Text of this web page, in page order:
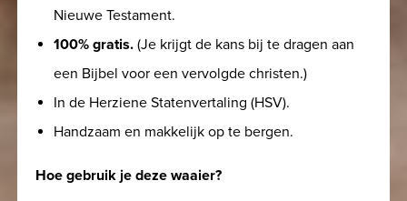
Nieuwe Testament.
100% gratis. (Je krijgt de kans bij te dragen aan
een Bijbel voor een vervolgde christen.)
In de Herziene Statenvertaling (HSV).
Handzaam en makkelijk op te bergen.
Hoe gebruik je deze waaier?